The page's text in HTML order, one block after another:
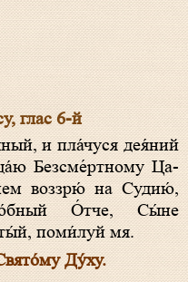
глас 6-й
Безсме́ртному Ца­
воззрю́ на Судию́,
О́т­че, Сы́­не
поми́луй мя.
Ду́­ху.